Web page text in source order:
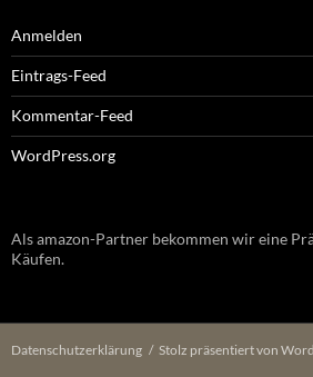
Anmelden
Eintrags-Feed
Kommentar-Feed
WordPress.org
Als amazon-Partner bekommen wir eine
Käufen.
Datenschutzerklärung Stolz präsentiert von